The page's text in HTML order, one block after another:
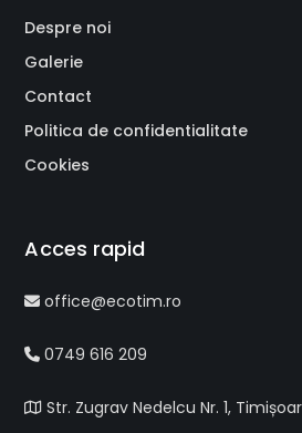
Despre noi
Galerie
Contact
Politica de confidentialitate
Cookies
Acces rapid
office@ecotim.ro
0749 616 209
Str. Zugrav Nedelcu Nr. 1,